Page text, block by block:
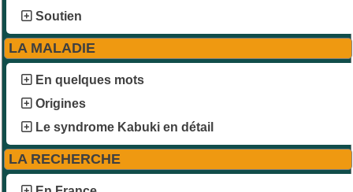
Soutien
LA MALADIE
En quelques mots
Origines
Le syndrome Kabuki en détail
LA RECHERCHE